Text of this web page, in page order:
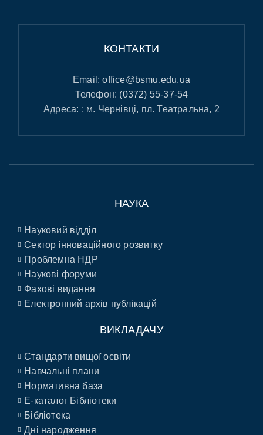
КОНТАКТИ
Email:office@bsmu.edu.ua
Телефон: (0372) 55-37-54
Адреса: : м. Чернівці, пл. Театральна, 2
НАУКА
Науковий відділ
Сектор інноваційного розвитку
Проблемна НДР
Наукові форуми
Фахові видання
Електронний архів публікацій
ВИКЛАДАЧУ
Стандарти вищої освіти
Навчальні плани
Нормативна база
E-каталог Бібліотеки
Бібліотека
Дні народження